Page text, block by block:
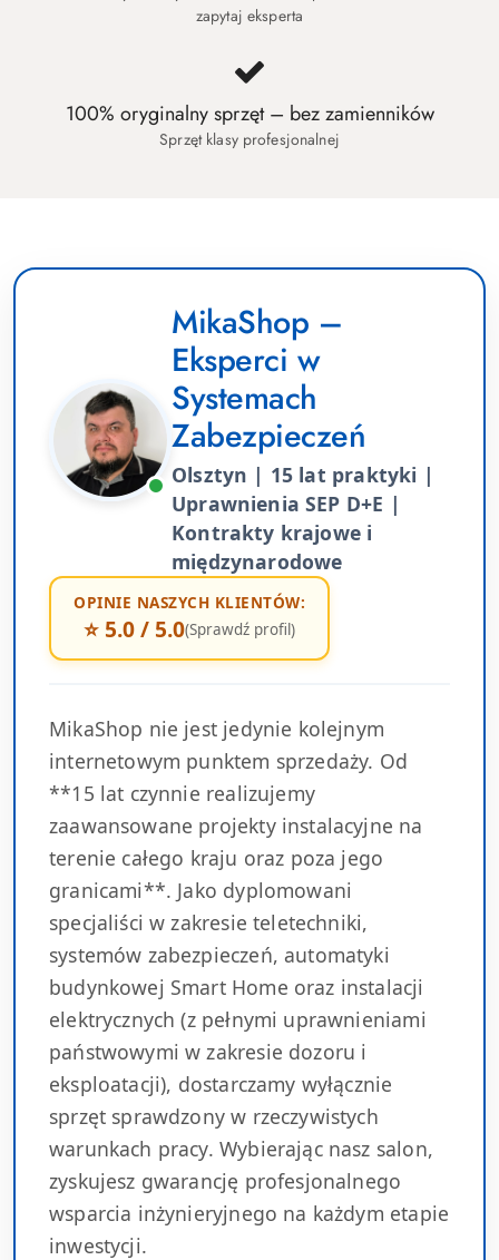
zapytaj eksperta
100% oryginalny sprzęt – bez zamienników
Sprzęt klasy profesjonalnej
MikaShop –
Eksperci w
Systemach
Zabezpieczeń
Olsztyn | 15 lat praktyki |
Uprawnienia SEP D+E |
Kontrakty krajowe i
międzynarodowe
OPINIE NASZYCH KLIENTÓW:
⭐ 5.0 / 5.0(Sprawdź profil)
MikaShop nie jest jedynie kolejnym
internetowym punktem sprzedaży. Od
**15 lat czynnie realizujemy
zaawansowane projekty instalacyjne na
terenie całego kraju oraz poza jego
granicami**. Jako dyplomowani
specjaliści w zakresie teletechniki,
systemów zabezpieczeń, automatyki
budynkowej Smart Home oraz instalacji
elektrycznych (z pełnymi uprawnieniami
państwowymi w zakresie dozoru i
eksploatacji), dostarczamy wyłącznie
sprzęt sprawdzony w rzeczywistych
warunkach pracy. Wybierając nasz salon,
zyskujesz gwarancję profesjonalnego
wsparcia inżynieryjnego na każdym etapie
inwestycji.